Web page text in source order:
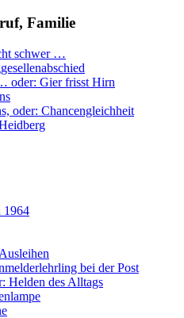
Familie
schwer …
oder: Gier frisst Hirn
oder: Chancengleichheit
1964
bei der Post
Helden des Alltags